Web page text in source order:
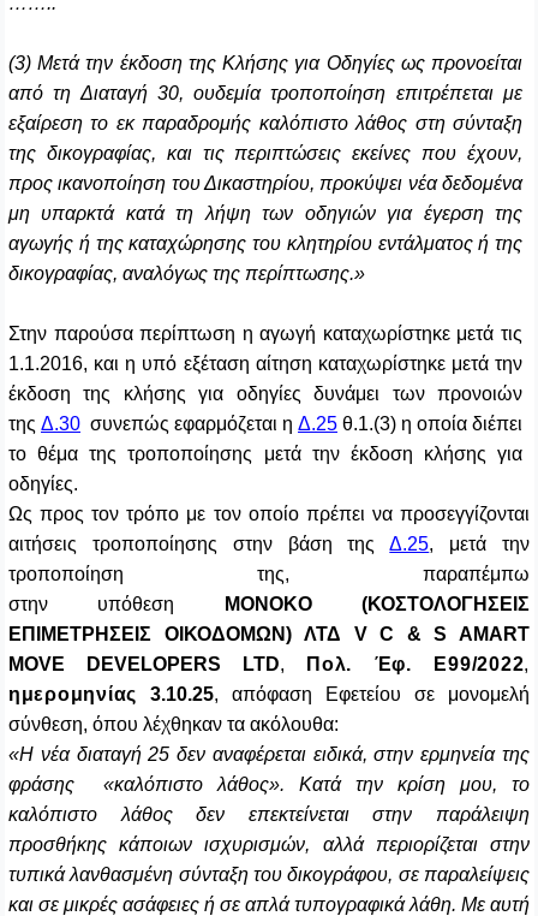
(3) Μετά την έκδοση της Κλήσης για Οδηγίες ως προνοείται
από τη Διαταγή 30, ουδεμία τροποποίηση επιτρέπεται με
εξαίρεση το εκ παραδρομής καλόπιστο λάθος στη σύνταξη
της δικογραφίας, και τις περιπτώσεις εκείνες που έχουν,
προς ικανοποίηση του Δικαστηρίου, προκύψει νέα δεδομένα
μη υπαρκτά κατά τη λήψη των οδηγιών για έγερση της
αγωγής ή της καταχώρησης του κλητηρίου εντάλματος ή της
δικογραφίας, αναλόγως της περίπτωσης.»
Στην παρούσα περίπτωση η αγωγή καταχωρίστηκε μετά τις
1.1.2016, και η υπό εξέταση αίτηση καταχωρίστηκε μετά την
έκδοση της κλήσης για οδηγίες δυνάμει των προνοιών
της Δ.30 συνεπώς εφαρμόζεται η Δ.25 θ.1.(3) η οποία διέπει
το θέμα της τροποποίησης μετά την έκδοση κλήσης για
οδηγίες.
Ως προς τον τρόπο με τον οποίο πρέπει να προσεγγίζονται
αιτήσεις τροποποίησης στην βάση τηςΔ.25, μετά την
τροποποίηση της, παραπέμπω
στην υπόθεση
MONOKO(ΚΟΣΤΟΛΟΓΗΣΕΙΣ
ΕΠΙΜΕΤΡΗΣΕΙΣ ΟΙΚΟΔΟΜΩΝ) ΛΤΔ V
C & S AMART
MOVE DEVELOPERS LTD, Πολ. Έφ. Ε99/2022,
ημερομηνίας 3.10.25, απόφαση Εφετείου σε μονομελή
σύνθεση, όπου λέχθηκαν τα ακόλουθα:
«Η νέα διαταγή 25 δεν αναφέρεται ειδικά, στην ερμηνεία της
φράσης «καλόπιστο λάθος». Κατά την κρίση μου, το
καλόπιστο λάθος δεν επεκτείνεται στην παράλειψη
προσθήκης κάποιων ισχυρισμών, αλλά περιορίζεται στην
τυπικά λανθασμένη σύνταξη του δικογράφου, σε παραλείψεις
και σε μικρές ασάφειες ή σε απλά τυπογραφικά λάθη. Με αυτή